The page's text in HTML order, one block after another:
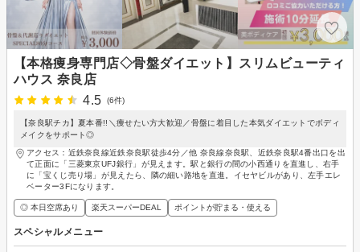
【本格痩身専門店◇骨盤ダイエット】スリムビューティ
ハウス 奈良店
4.5
(6件)
【奈良駅チカ】夏本番!!＼痩せたい方大歓迎／骨盤に着目した本気ダイエットでボディ
メイクをサポート◎
アクセス：近鉄奈良線近鉄奈良駅徒歩4分／他 奈良線奈良駅、近鉄奈良駅4番出口を出
て正面に「三菱東京UFJ銀行」が見えます。駅と銀行の間の小西通りを直進し、右手
に「宝くじ売り場」が見えたら、隣の細い路地を直進。イセヤビルがあり、左手エレ
ベーター3Fになります。
◎ 本日空席あり 楽天スーパーDEAL ポイントが貯まる・使える
スペシャルメニュー